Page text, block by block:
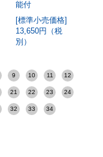
能付
[標準小売価格]
13,650円（税
別）
9 10 11 12
21 22 23 24
32 33 34